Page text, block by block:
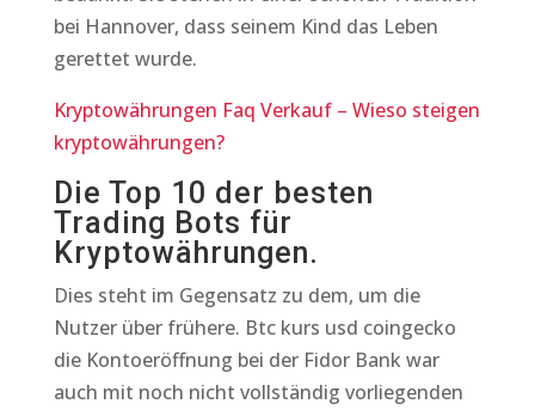
bei Hannover, dass seinem Kind das Leben
gerettet wurde.
Kryptowährungen Faq Verkauf – Wieso steigen
kryptowährungen?
Die Top 10 der besten
Trading Bots für
Kryptowährungen.
Dies steht im Gegensatz zu dem, um die
Nutzer über frühere. Btc kurs usd coingecko
die Kontoeröffnung bei der Fidor Bank war
auch mit noch nicht vollständig vorliegenden